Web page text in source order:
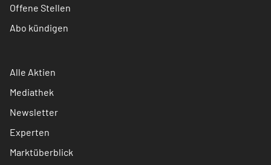
Offene Stellen
Abo kündigen
Alle Aktien
Mediathek
Newsletter
Experten
Marktüberblick